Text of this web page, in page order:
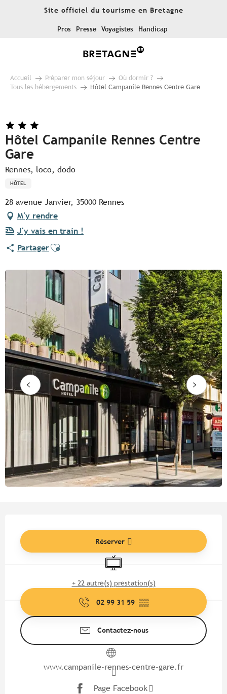
Site officiel du tourisme en Bretagne
Pros Presse Voyagistes Handicap
Accueil Préparer mon séjour
Où dormir ?
Tous les hébergements
Hôtel Campanile Rennes Centre Gare
Hôtel Campanile Rennes Centre
Gare
Rennes, loco, dodo
HÔTEL
28 avenue Janvier, 35000 Rennes
M'y rendre
J'y vais en train !
PartagerAjouter aux favoris
Réserver
Télévision
+ 22 autre(s) prestation(s)
02 99 31 59 ▒▒
Contactez-nous
www.campanile-rennes-centre-gare.fr
Page Facebook